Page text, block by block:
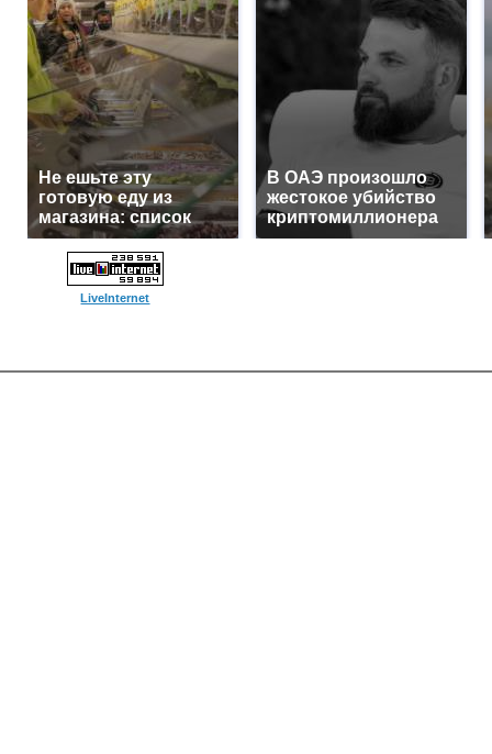
Не ешьте эту
готовую еду из
магазина: список
В ОАЭ произошло
жестокое убийство
криптомиллионера
LiveInternet